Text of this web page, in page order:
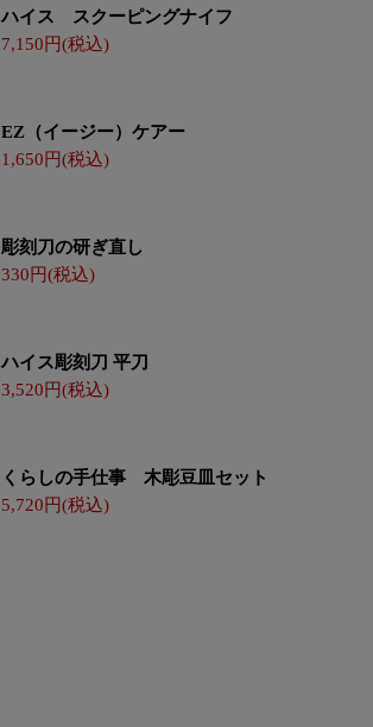
ハイス スクーピングナイフ
7,150
EZ（イージー）ケアー
1,650
彫刻刀の研ぎ直し
330
ハイス彫刻刀 平刀
3,520
くらしの手仕事 木彫豆皿セット
5,720